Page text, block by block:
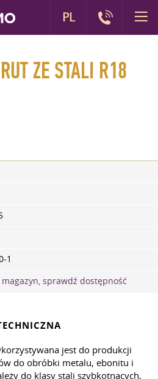
ZE STALI R18
1
sprawdź dostępność
jest do produkcji
do obróbki metalu, ebonitu i
do klasy stali szybkotnących,
PL